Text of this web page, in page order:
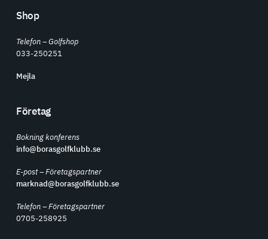
Shop
Telefon – Golfshop
033-250251
Mejla
Företag
Bokning konferens
info@borasgolfklubb.se
E-post – Företagspartner
marknad@borasgolfklubb.se
Telefon – Företagspartner
0705-258925